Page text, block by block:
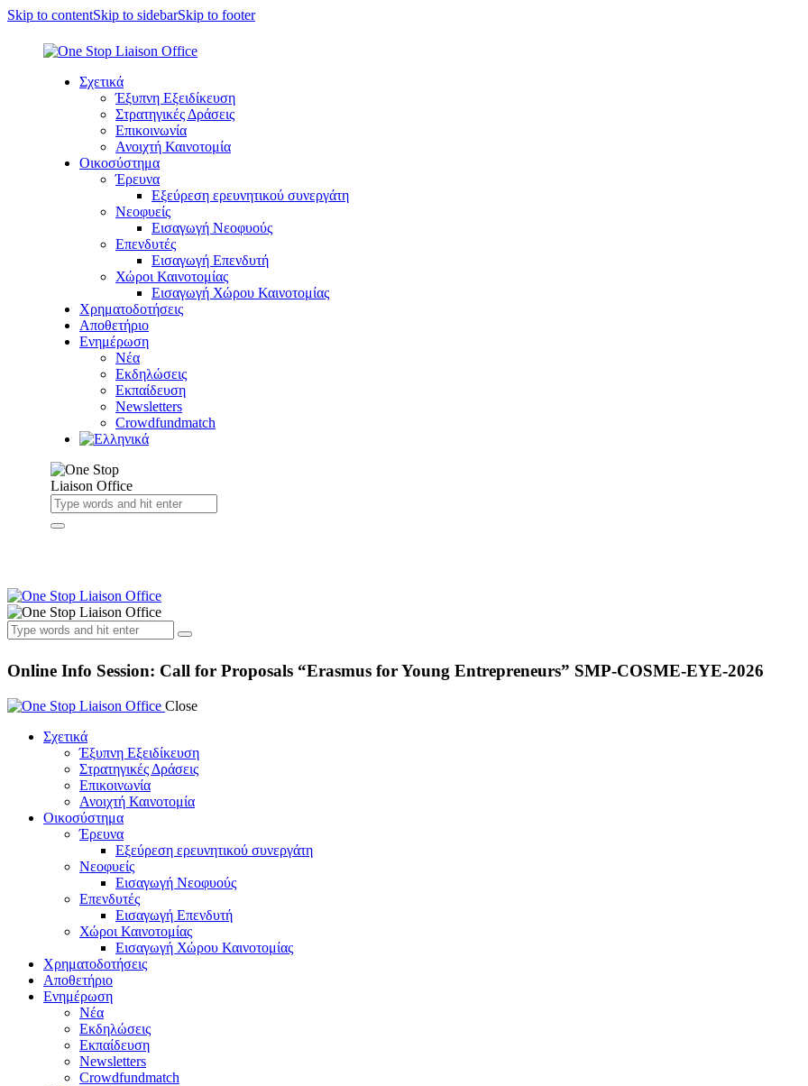
Skip to contentSkip to sidebarSkip to footer
Σχετικά
Έξυπνη Εξειδίκευση
Στρατηγικές Δράσεις
Επικοινωνία
Ανοιχτή Καινοτομία
Οικοσύστημα
Έρευνα
Εξεύρεση ερευνητικού συνεργάτη
Νεοφυείς
Εισαγωγή Νεοφυούς
Επενδυτές
Εισαγωγή Επενδυτή
Χώροι Καινοτομίας
Εισαγωγή Χώρου Καινοτομίας
Χρηματοδοτήσεις
Αποθετήριο
Ενημέρωση
Νέα
Εκδηλώσεις
Εκπαίδευση
Newsletters
Crowdfundmatch
Online Info Session: Call for Proposals “Erasmus for Young Entrepreneurs” SMP-COSME-EYE-2026
Close
Σχετικά
Έξυπνη Εξειδίκευση
Στρατηγικές Δράσεις
Επικοινωνία
Ανοιχτή Καινοτομία
Οικοσύστημα
Έρευνα
Εξεύρεση ερευνητικού συνεργάτη
Νεοφυείς
Εισαγωγή Νεοφυούς
Επενδυτές
Εισαγωγή Επενδυτή
Χώροι Καινοτομίας
Εισαγωγή Χώρου Καινοτομίας
Χρηματοδοτήσεις
Αποθετήριο
Ενημέρωση
Νέα
Εκδηλώσεις
Εκπαίδευση
Newsletters
Crowdfundmatch